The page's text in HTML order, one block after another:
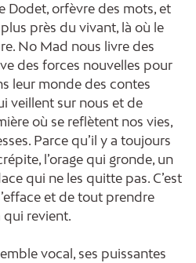
Dodet, orfèvre des mots, et
près du vivant, là où le
No Mad nous livre des
des forces nouvelles pour
leur monde des contes
veillent sur nous et de
où se reflètent nos vies,
Parce qu’il y a toujours
l’orage qui gronde, un
qui ne les quitte pas. C’est
et de tout prendre
qui revient.
vocal, ses puissantes